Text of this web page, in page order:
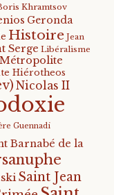
Khramtsov
Geronda
Histoire Jean
Serge Libéralisme
Métropolite
Hiérotheos
Nicolas II
Guennadi
Barnabé de la
Saint Jean